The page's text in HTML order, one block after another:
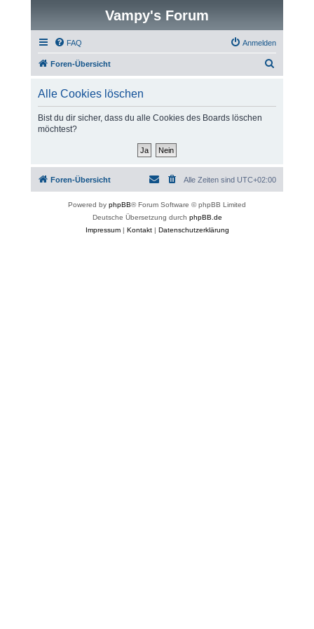
Vampy's Forum
FAQ Anmelden
Foren-Übersicht
Alle Cookies löschen
Bist du dir sicher, dass du alle Cookies des Boards löschen
möchtest?
Foren-Übersicht Alle Zeiten sind UTC+02:00
Powered by phpBB® Forum Software © phpBB Limited
Deutsche Übersetzung durch phpBB.de
Impressum| Kontakt| Datenschutzerklärung